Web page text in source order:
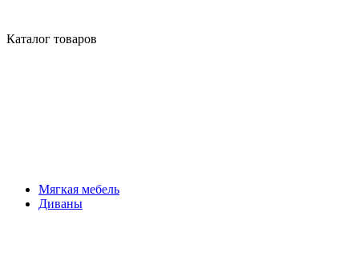
Каталог товаров
Мягкая мебель
Диваны